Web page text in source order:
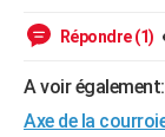
VOYAGE
GUIDES D'ACHAT
Répondre (1)
A voir également:
Axe de la